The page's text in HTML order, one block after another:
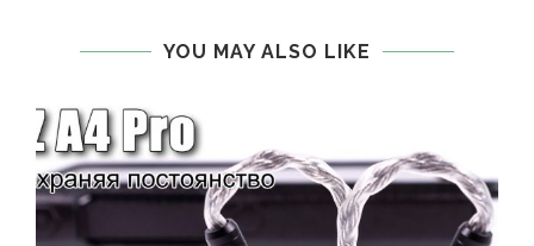
YOU MAY ALSO LIKE